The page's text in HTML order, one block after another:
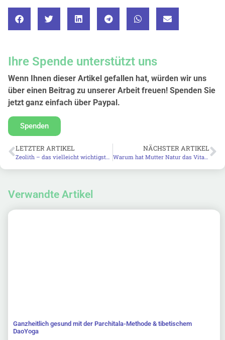
Ihre Spende unterstützt uns
Wenn Ihnen dieser Artikel gefallen hat, würden wir uns
über einen Beitrag zu unserer Arbeit freuen! Spenden Sie
jetzt ganz einfach über Paypal.
Spenden
LETZTER ARTIKEL NÄCHSTER ARTIKEL
Warum hat Mutter Natur das Vitamin C auf Platz 1 gestellt?
Verwandte Artikel
Ganzheitlich gesund mit der Parchitala-Methode & tibetischem
DaoYoga